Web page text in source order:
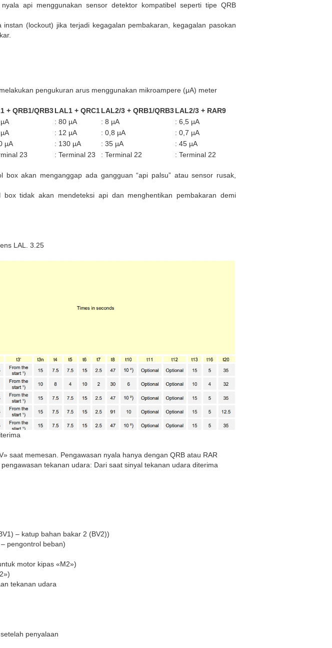
api menggunakan sensor detektor kompatibel seperti tipe QRB
(lockout) jika terjadi kegagalan pembakaran, kegagalan pasokan
pengukuran arus menggunakan mikroampere (μA) meter
+ QRB1/QRB3LAL1 + QRC1LAL2/3 + QRB1/QRB3LAL2/3 + RAR9
: 80 µA : 8 µA
: 6,5 µA
: 12 µA : 0,8 µA
: 0,7 µA
µA : 130 µA : 35 µA
: 45 µA
23 : Terminal 23 : Terminal 22
: Terminal 22
boxakan menganggap ada gangguan “api palsu” atau sensor rusak,
boxtidak akan mendeteksi api dan menghentikan pembakaran demi
LAL. 3.25
saat memesan. Pengawasan nyala hanya dengan QRB atau RAR
tekanan udara: Dari saat sinyal tekanan udara diterima
– katup bahan bakar 2 (BV2))
pengontrol beban)
motor kipas «M2»)
tekanan udara
penyalaan